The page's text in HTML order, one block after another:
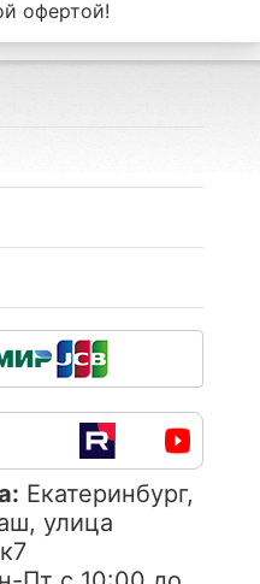
офертой!
Екатеринбург,
улица